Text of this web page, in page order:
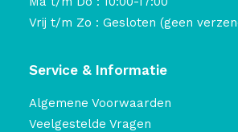
Vrij t/m Zo : Gesloten (geen
Service & Informatie
Algemene Voorwaarden
Veelgestelde Vragen